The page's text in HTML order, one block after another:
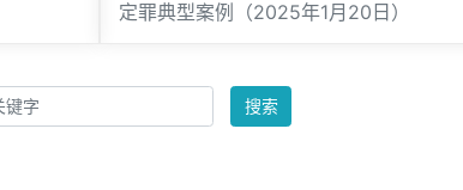
定罪典型案例（2025年1月20日）
搜索